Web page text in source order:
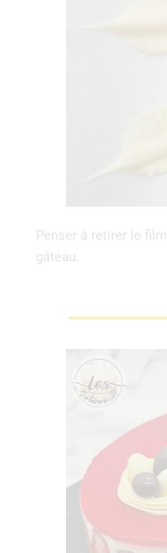
Penser à retirer le
gâteau.